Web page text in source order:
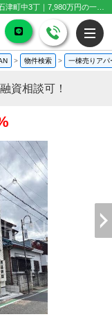
> 物件検索 > 一棟売りアパ
資相談可！